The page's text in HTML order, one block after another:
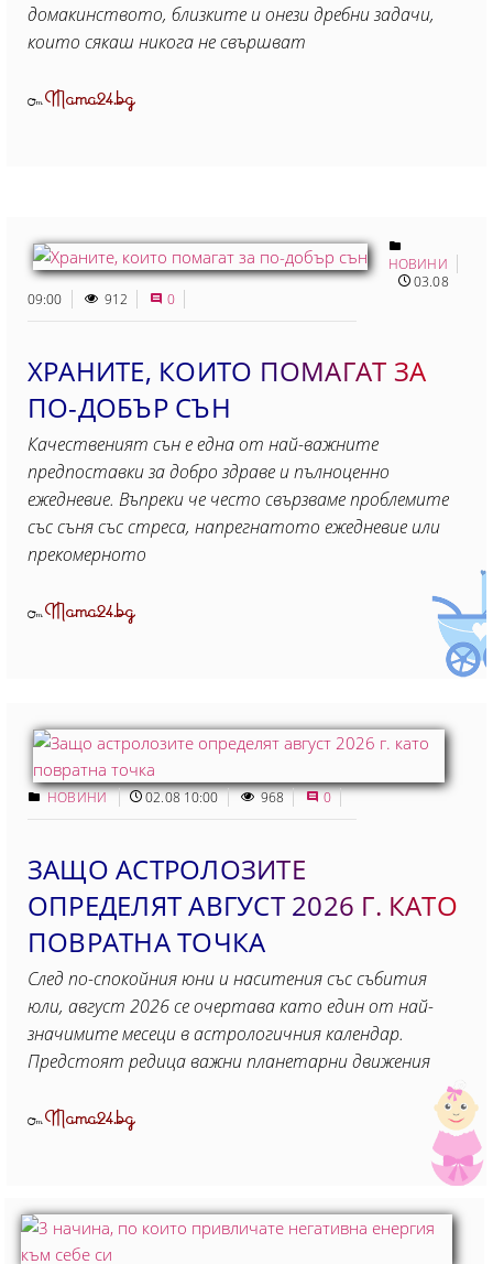
домакинството, близките и онези дребни задачи,
които сякаш никога не свършват
ОтMama24.bg
НОВИНИ
03.08
09:00
912 0
ХРАНИТЕ, КОИТО ПОМАГАТ ЗА
ПО-ДОБЪР СЪН
Качественият сън е една от най-важните
предпоставки за добро здраве и пълноценно
ежедневие. Въпреки че често свързваме проблемите
със съня със стреса, напрегнатото ежедневие или
прекомерното
ОтMama24.bg
НОВИНИ 02.08 10:00 968 0
ЗАЩО АСТРОЛОЗИТЕ
ОПРЕДЕЛЯТ АВГУСТ 2026 Г. КАТО
ПОВРАТНА ТОЧКА
След по-спокойния юни и наситения със събития
юли, август 2026 се очертава като един от най-
значимите месеци в астрологичния календар.
Предстоят редица важни планетарни движения
ОтMama24.bg